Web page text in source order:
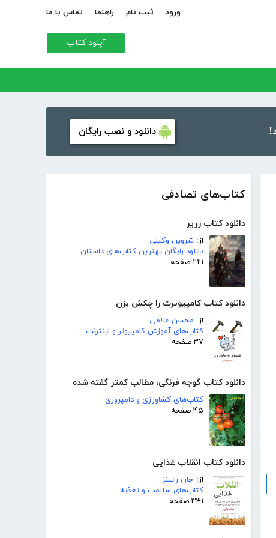
ورود ثبت نام راهنما تماس با ما
آپلود کتاب
دانلود و نصب رایگان
کتاب‌های تصادفی
دانلود کتاب زریر
از: شروین وکیلی
دانلود رایگان بهترین کتاب‌های داستان
۲۲۱ صفحه
دانلود کتاب کامپیوترت را چکش بزن
از: محسن غلامی
کتاب‌های آموزش کامپیوتر و اینترنت
۳۷ صفحه
دانلود کتاب گوجه فرنگی، مطالب کمتر گفته شده
کتاب‌های کشاورزی و دامپروری
۴۵ صفحه
دانلود کتاب انقلاب غذایی
از: جان رابینز
کتاب‌های سلامت و تغذیه
۳۴۱ صفحه